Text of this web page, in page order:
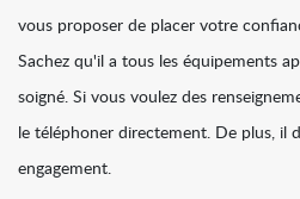
vous proposer de placer votre
Sachez qu'il a tous les équipements
soigné. Si vous voulez des
le téléphoner directement. De plus, il
engagement.